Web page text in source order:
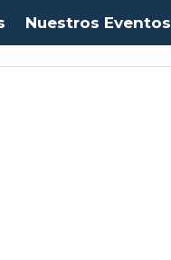
Nuestros Eventos